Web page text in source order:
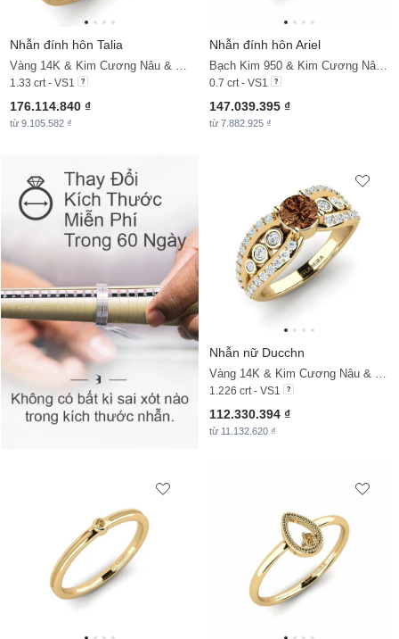
Nhẫn đính hôn Talia
1.33 crt - VS1
176.114.840 ₫
từ 9.105.582 ₫
Nhẫn đính hôn Ariel
0.7 crt - VS1
147.039.395 ₫
từ 7.882.925 ₫
Nhẫn nữ Ducchn
1.226 crt - VS1
112.330.394 ₫
từ 11.132.620 ₫